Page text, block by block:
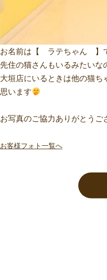
お名前は【 ラテちゃん 】
先住の猫さんもいるみたいな
大垣店にいるときは他の猫ち
思います
お写真のご協力ありがとうご
お客様フォト一覧へ